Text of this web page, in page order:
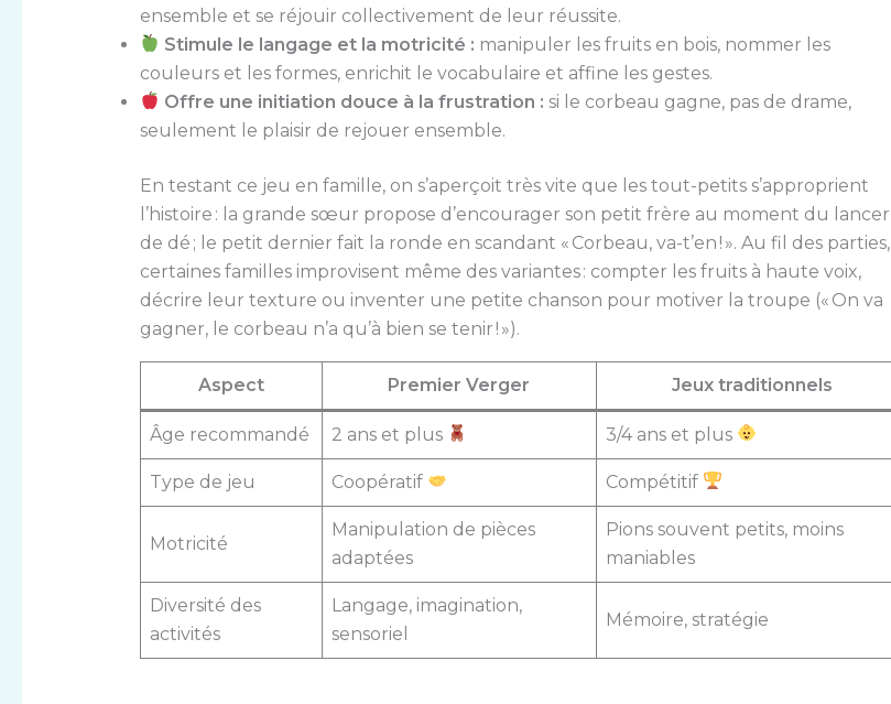
ensemble et se réjouir collectivement de leur réussite.
Stimule le langage et la motricité : manipuler les fruits en bois, nommer les
couleurs et les formes, enrichit le vocabulaire et affine les gestes.
Offre une initiation douce à la frustration : si le corbeau gagne, pas de drame,
seulement le plaisir de rejouer ensemble.
En testant ce jeu en famille, on s’aperçoit très vite que les tout-petits s’approprient
l’histoire : la grande sœur propose d’encourager son petit frère au moment du lancer
de dé ; le petit dernier fait la ronde en scandant « Corbeau, va-t’en ! ». Au fil des parties,
certaines familles improvisent même des variantes : compter les fruits à haute voix,
décrire leur texture ou inventer une petite chanson pour motiver la troupe (« On va
gagner, le corbeau n’a qu’à bien se tenir ! »).
Aspect Premier Verger Jeux traditionnels
Âge recommandé 2 ans et plus 3/4 ans et plus
Type de jeu Coopératif Compétitif
Motricité
Manipulation de pièces
adaptées
Pions souvent petits, moins
maniables
Diversité des
activités
Langage, imagination,
sensoriel
Mémoire, stratégie